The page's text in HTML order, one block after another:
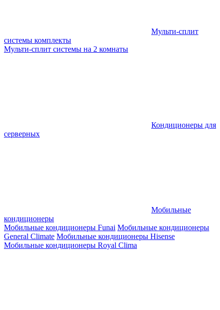
Мульти-сплит
системы комплекты
Мульти-сплит системы на 2 комнаты
Кондиционеры для
серверных
Мобильные
кондиционеры
Мобильные кондиционеры Funai Мобильные кондиционеры
General Climate Мобильные кондиционеры Hisense
Мобильные кондиционеры Royal Clima